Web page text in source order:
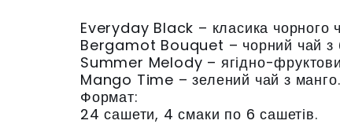
Everyday Black – класика чорного
Bergamot Bouquet – чорний чай з
Summer Melody – ягідно-
Mango Time – зелений чай з манго.
Формат:
24 сашети, 4 смаки по 6 сашетів.